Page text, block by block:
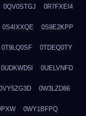
0QV0STGJ 0R7FXEI4
0S4IXXQE 0S9E2KPP
0T9LQ0SF 0TDEQ0TY
0UDKWD5I 0UELVNFD
0W3LZD86
0WY1BFPQ